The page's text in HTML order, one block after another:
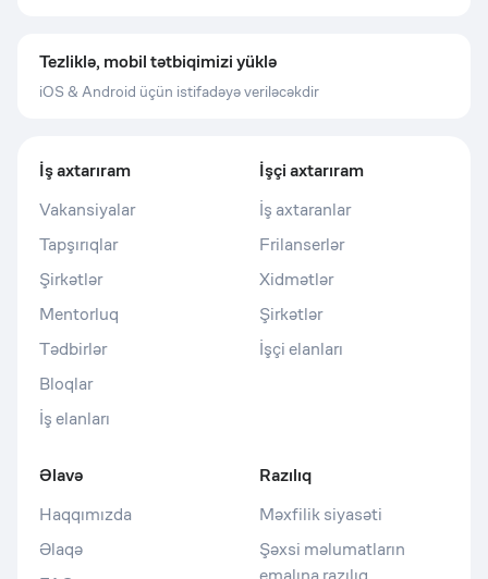
Tezliklə, mobil tətbiqimizi yüklə
iOS & Android üçün istifadəyə veriləcəkdir
İş axtarıram
Vakansiyalar
Tapşırıqlar
Şirkətlər
Mentorluq
Tədbirlər
Bloqlar
İş elanları
İşçi axtarıram
İş axtaranlar
Frilanserlər
Xidmətlər
Şirkətlər
İşçi elanları
Əlavə
Haqqımızda
Əlaqə
Razılıq
Məxfilik siyasəti
Şəxsi məlumatların